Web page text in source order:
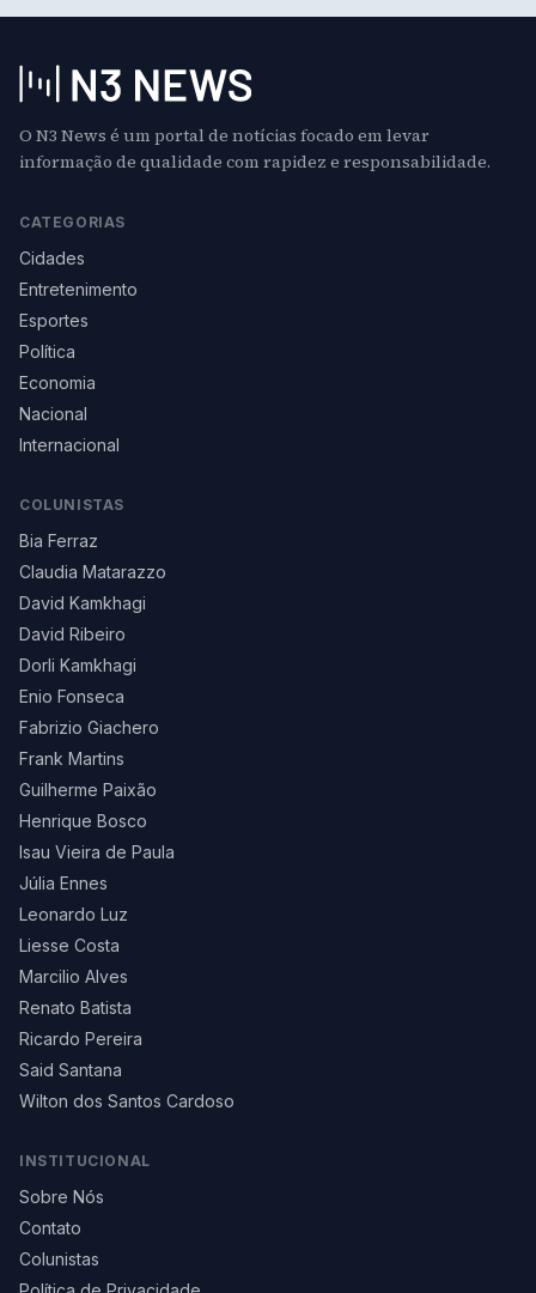
O N3 News é um portal de notícias focado em levar
informação de qualidade com rapidez e responsabilidade.
CATEGORIAS
Cidades
Entretenimento
Esportes
Política
Economia
Nacional
Internacional
COLUNISTAS
Bia Ferraz
Claudia Matarazzo
David Kamkhagi
David Ribeiro
Dorli Kamkhagi
Enio Fonseca
Fabrizio Giachero
Frank Martins
Guilherme Paixão
Henrique Bosco
Isau Vieira de Paula
Júlia Ennes
Leonardo Luz
Liesse Costa
Marcilio Alves
Renato Batista
Ricardo Pereira
Said Santana
Wilton dos Santos Cardoso
INSTITUCIONAL
Sobre Nós
Contato
Colunistas